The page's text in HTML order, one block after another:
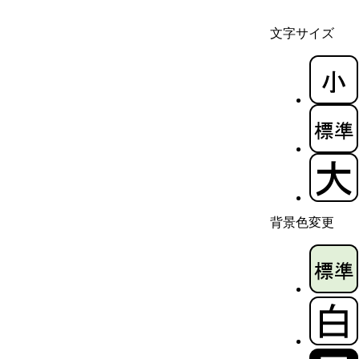
文字サイズ
背景色変更